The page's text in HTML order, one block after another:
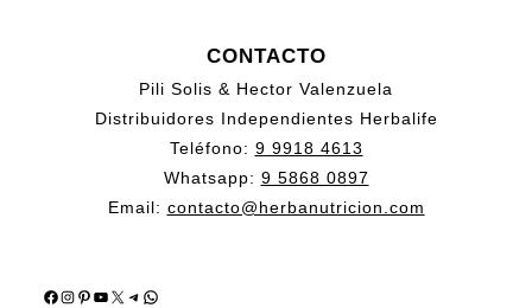
CONTACTO
Pili Solis & Hector Valenzuela
Distribuidores Independientes Herbalife
Teléfono: 9 9918 4613
Whatsapp: 9 5868 0897
Email: contacto@herbanutricion.com
Facebook
Instagram
Pinterest
YouTube
X Telegram
WhatsApp